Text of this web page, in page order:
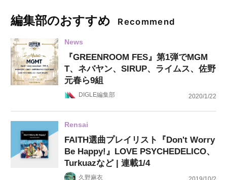
編集部のおすすめ Recommend
News
『GREENROOM FES』第1弾でMGM
T、ネバヤン、SIRUP、ライムス、佐野
元春ら9組
DIGLE編集部 2020/1/22
Rensai
FAITH選曲プレイリスト『Don't Worry
Be Happy!』LOVE PSYCHEDELICO、
Turkuazなど | 連載1/4
久野麻衣